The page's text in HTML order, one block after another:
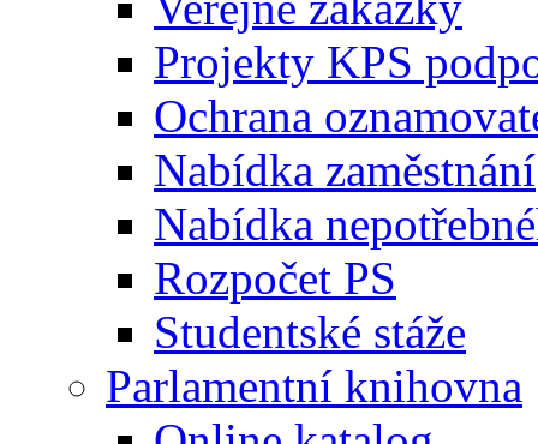
Projekty KPS
Ochrana
Nabídka zaměstnání
Nabídka
Rozpočet PS
Studentské stáže
Parlamentní knihovna